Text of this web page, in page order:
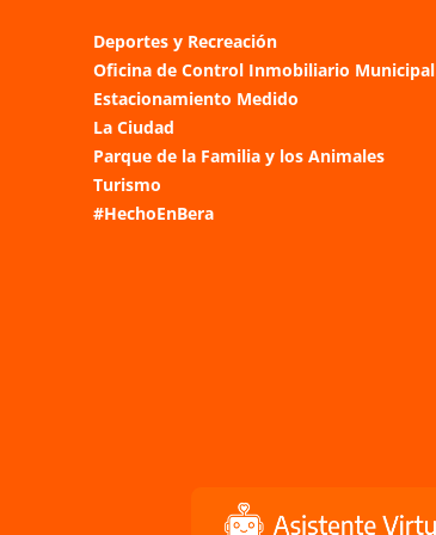
Deportes y Recreación
Oficina de Control Inmobiliario Municipal
Estacionamiento Medido
La Ciudad
Parque de la Familia y los Animales
Turismo
#HechoEnBera